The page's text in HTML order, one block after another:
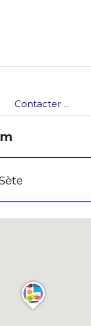
Contacter ...